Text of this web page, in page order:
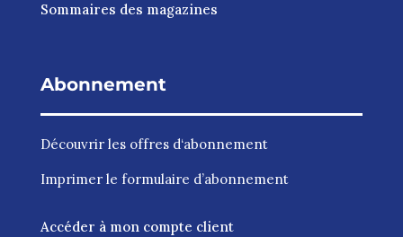
Sommaires des magazines
Abonnement
Découvrir les offres d‘abonnement
Imprimer le formulaire d’abonnement
Accéder à mon compte client